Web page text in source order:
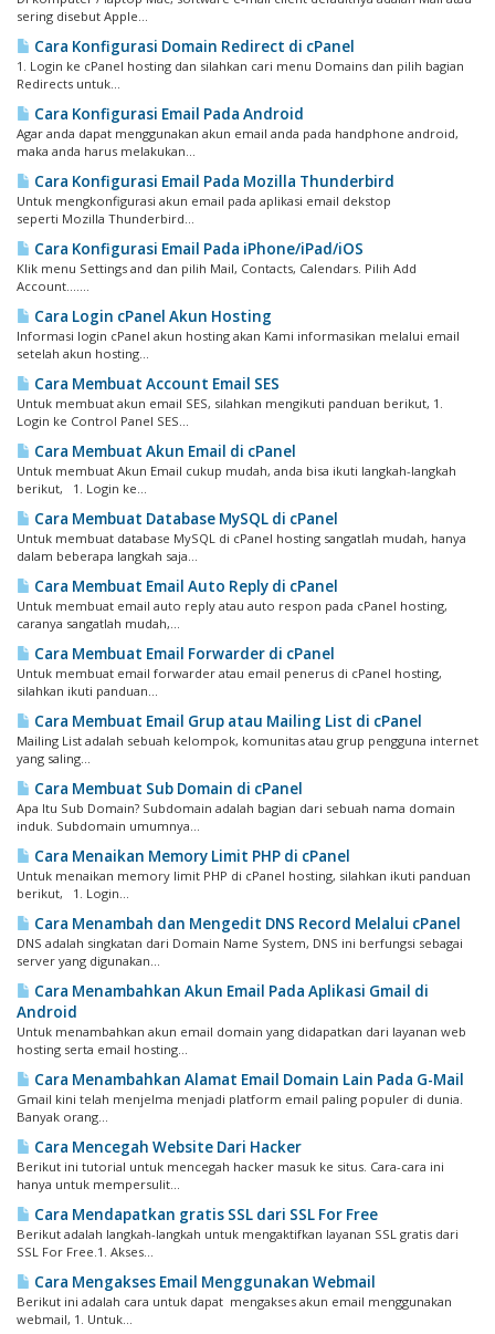
sering disebut Apple...
Cara Konfigurasi Domain Redirect di cPanel
1. Login ke cPanel hosting dan silahkan cari menu Domains dan pilih bagian
Redirects untuk...
Cara Konfigurasi Email Pada Android
Agar anda dapat menggunakan akun email anda pada handphone android,
maka anda harus melakukan...
Cara Konfigurasi Email Pada Mozilla Thunderbird
Untuk mengkonfigurasi akun email pada aplikasi email dekstop
seperti Mozilla Thunderbird...
Cara Konfigurasi Email Pada iPhone/iPad/iOS
Klik menu Settings and dan pilih Mail, Contacts, Calendars. Pilih Add
Account.......
Cara Login cPanel Akun Hosting
Informasi login cPanel akun hosting akan Kami informasikan melalui email
setelah akun hosting...
Cara Membuat Account Email SES
Untuk membuat akun email SES, silahkan mengikuti panduan berikut, 1.
Login ke Control Panel SES...
Cara Membuat Akun Email di cPanel
Untuk membuat Akun Email cukup mudah, anda bisa ikuti langkah-langkah
berikut, 1. Login ke...
Cara Membuat Database MySQL di cPanel
Untuk membuat database MySQL di cPanel hosting sangatlah mudah, hanya
dalam beberapa langkah saja...
Cara Membuat Email Auto Reply di cPanel
Untuk membuat email auto reply atau auto respon pada cPanel hosting,
caranya sangatlah mudah,...
Cara Membuat Email Forwarder di cPanel
Untuk membuat email forwarder atau email penerus di cPanel hosting,
silahkan ikuti panduan...
Cara Membuat Email Grup atau Mailing List di cPanel
Mailing List adalah sebuah kelompok, komunitas atau grup pengguna internet
yang saling...
Cara Membuat Sub Domain di cPanel
Apa Itu Sub Domain? Subdomain adalah bagian dari sebuah nama domain
induk. Subdomain umumnya...
Cara Menaikan Memory Limit PHP di cPanel
Untuk menaikan memory limit PHP di cPanel hosting, silahkan ikuti panduan
berikut, 1. Login...
Cara Menambah dan Mengedit DNS Record Melalui cPanel
DNS adalah singkatan dari Domain Name System, DNS ini berfungsi sebagai
server yang digunakan...
Cara Menambahkan Akun Email Pada Aplikasi Gmail di
Android
Untuk menambahkan akun email domain yang didapatkan dari layanan web
hosting serta email hosting...
Cara Menambahkan Alamat Email Domain Lain Pada G-Mail
Gmail kini telah menjelma menjadi platform email paling populer di dunia.
Banyak orang...
Cara Mencegah Website Dari Hacker
Berikut ini tutorial untuk mencegah hacker masuk ke situs. Cara-cara ini
hanya untuk mempersulit...
Cara Mendapatkan gratis SSL dari SSL For Free
Berikut adalah langkah-langkah untuk mengaktifkan layanan SSL gratis dari
SSL For Free.1. Akses...
Cara Mengakses Email Menggunakan Webmail
Berikut ini adalah cara untuk dapat mengakses akun email menggunakan
webmail, 1. Untuk...